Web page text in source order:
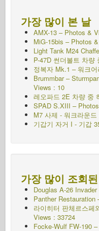
가장 많이 본 날
AMX-13 – Photos &
MiG-15bis – Photos
Light Tank M24
P-47D 썬더볼트 차량
정복자 Mk.1 – 워크
Brummbar –
Views : 10
레오파드 2E 차량 중
SPAD S.XIII –
M7 사제 - 워크라운드
기갑기 자거 I - 기갑
가장 많이 조회
Douglas A-26
Panther Restauration
라이히터 판체르스페
Views : 33724
Focke-Wulf FW-190